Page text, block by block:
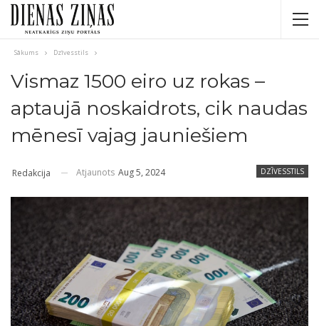
Sākums Dzīvesstils
Vismaz 1500 eiro uz rokas –
aptaujā noskaidrots, cik naudas
mēnesī vajag jauniešiem
DZĪVESSTILS
Redakcija Atjaunots Aug 5, 2024